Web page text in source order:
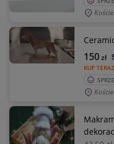
KUP TERAZ
150zł